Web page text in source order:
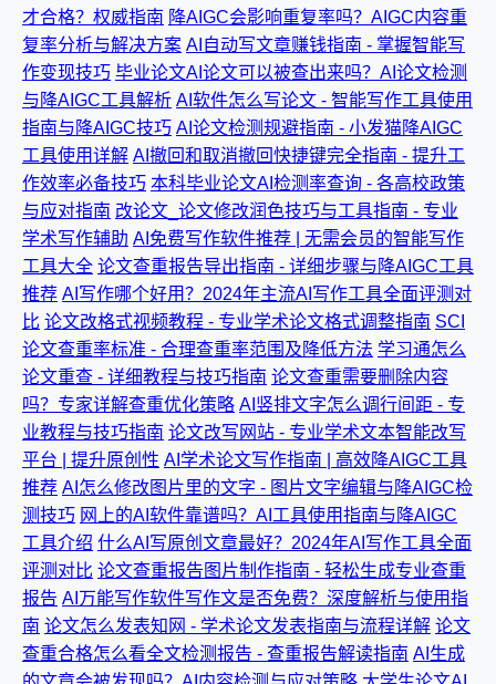
才合格？权威指南 降AIGC会影响重复率吗？AIGC内容重
复率分析与解决方案 AI自动写文章赚钱指南 - 掌握智能写
作变现技巧 毕业论文AI论文可以被查出来吗？AI论文检测
与降AIGC工具解析 AI软件怎么写论文 - 智能写作工具使用
指南与降AIGC技巧 AI论文检测规避指南 - 小发猫降AIGC
工具使用详解 AI撤回和取消撤回快捷键完全指南 - 提升工
作效率必备技巧 本科毕业论文AI检测率查询 - 各高校政策
与应对指南 改论文_论文修改润色技巧与工具指南 - 专业
学术写作辅助 AI免费写作软件推荐 | 无需会员的智能写作
工具大全 论文查重报告导出指南 - 详细步骤与降AIGC工具
推荐 AI写作哪个好用？2024年主流AI写作工具全面评测对
比 论文改格式视频教程 - 专业学术论文格式调整指南 SCI
论文查重率标准 - 合理查重率范围及降低方法 学习通怎么
论文重查 - 详细教程与技巧指南 论文查重需要删除内容
吗？专家详解查重优化策略 AI竖排文字怎么调行间距 - 专
业教程与技巧指南 论文改写网站 - 专业学术文本智能改写
平台 | 提升原创性 AI学术论文写作指南 | 高效降AIGC工具
推荐 AI怎么修改图片里的文字 - 图片文字编辑与降AIGC检
测技巧 网上的AI软件靠谱吗？AI工具使用指南与降AIGC
工具介绍 什么AI写原创文章最好？2024年AI写作工具全面
评测对比 论文查重报告图片制作指南 - 轻松生成专业查重
报告 AI万能写作软件写作文是否免费？深度解析与使用指
南 论文怎么发表知网 - 学术论文发表指南与流程详解 论文
查重合格怎么看全文检测报告 - 查重报告解读指南 AI生成